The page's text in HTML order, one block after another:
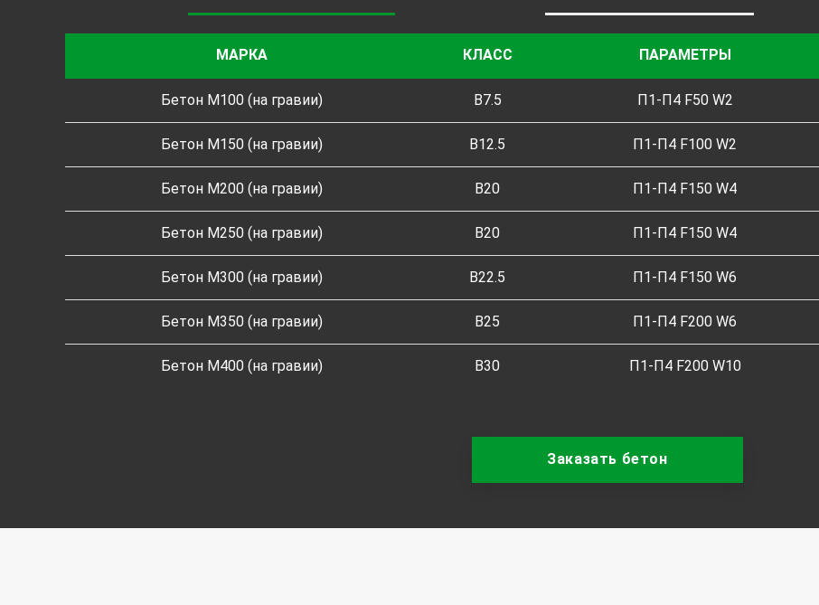
МАРКА КЛАСС ПАРАМЕТРЫ
Бетон M100 (на гравии) B7.5 П1-П4 F50 W2
Бетон M150 (на гравии) B12.5 П1-П4 F100 W2
Бетон M200 (на гравии) B20 П1-П4 F150 W4
Бетон M250 (на гравии) B20 П1-П4 F150 W4
Бетон M300 (на гравии) B22.5 П1-П4 F150 W6
Бетон M350 (на гравии) B25 П1-П4 F200 W6
Бетон M400 (на гравии) B30 П1-П4 F200 W10
Заказать бетон